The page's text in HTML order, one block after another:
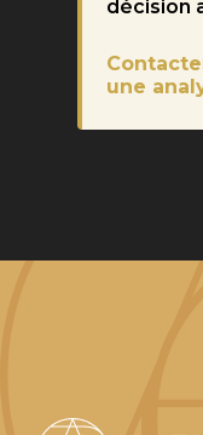
décision
une